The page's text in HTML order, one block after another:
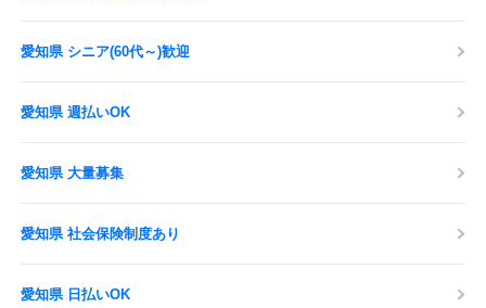
愛知県 シニア(60代～)歓迎
愛知県 週払いOK
愛知県 大量募集
愛知県 社会保険制度あり
愛知県 日払いOK